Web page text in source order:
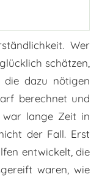
Wer
schätzen,
dazu nötigen
berechnet und
war lange Zeit in
der Fall. Erst
entwickelt, die
waren, wie